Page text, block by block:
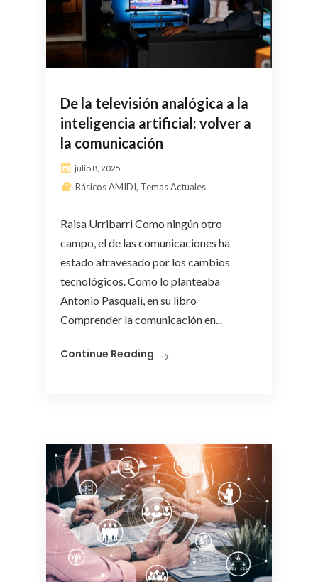
De la televisión analógica a la
inteligencia artificial: volver a
la comunicación
julio 8, 2025
Básicos AMIDI, Temas Actuales
Raisa Urribarri Como ningún otro
campo, el de las comunicaciones ha
estado atravesado por los cambios
tecnológicos. Como lo planteaba
Antonio Pasquali, en su libro
Comprender la comunicación en...
Continue Reading